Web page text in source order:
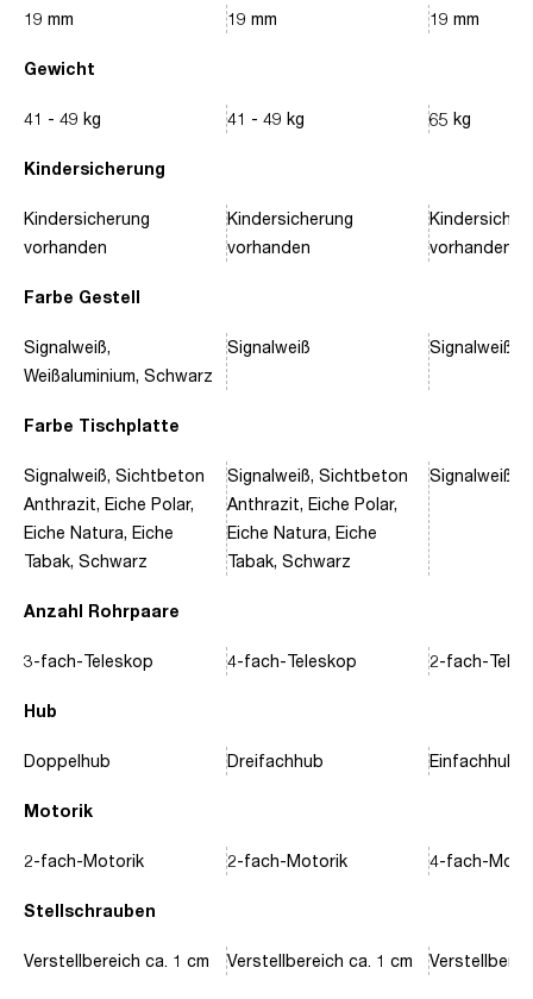
Gewicht
Kindersicherung
Farbe Gestell
Farbe Tischplatte
Anzahl Rohrpaare
Hub
Motorik
Stellschrauben
19 mm
41 - 49 kg
Kindersicherung
vorhanden
Signalweiß,
Weißaluminium, Schwarz
Signalweiß, Sichtbeton
Anthrazit, Eiche Polar,
Eiche Natura, Eiche
Tabak, Schwarz
3-fach-Teleskop
Doppelhub
2-fach-Motorik
Verstellbereich ca. 1 cm
19 mm
41 - 49 kg
Kindersicherung
vorhanden
Signalweiß
Signalweiß, Sichtbeton
Anthrazit, Eiche Polar,
Eiche Natura, Eiche
Tabak, Schwarz
4-fach-Teleskop
Dreifachhub
2-fach-Motorik
Verstellbereich ca. 1 cm
19 mm
65 kg
vorhanden
Signalweiß,
Signalweiß,
2-fach-
Einfachhub
4-fach-